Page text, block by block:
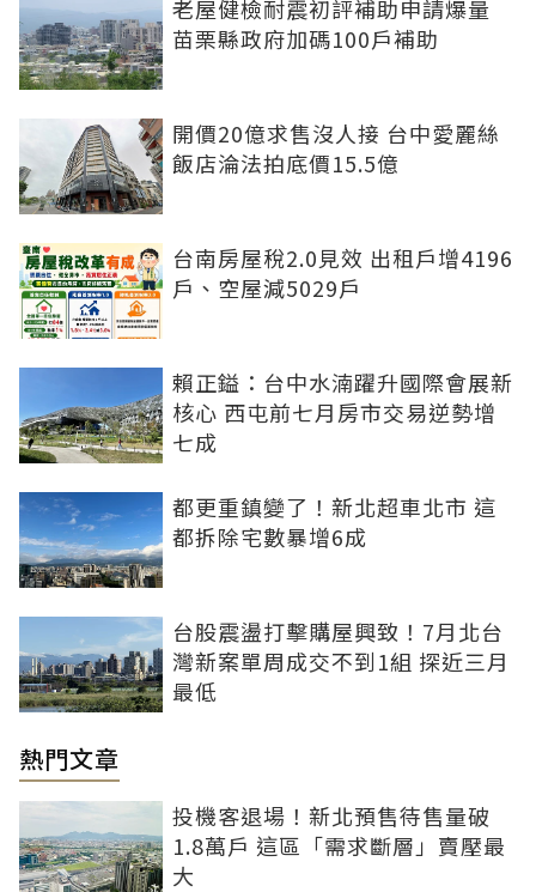
老屋健檢耐震初評補助申請爆量
苗栗縣政府加碼100戶補助
開價20億求售沒人接 台中愛麗絲
飯店淪法拍底價15.5億
台南房屋稅2.0見效 出租戶增4196
戶、空屋減5029戶
賴正鎰：台中水湳躍升國際會展新
核心 西屯前七月房市交易逆勢增
七成
都更重鎮變了！新北超車北市 這
都拆除宅數暴增6成
台股震盪打擊購屋興致！7月北台
灣新案單周成交不到1組 探近三月
最低
熱門文章
投機客退場！新北預售待售量破
1.8萬戶 這區「需求斷層」賣壓最
大